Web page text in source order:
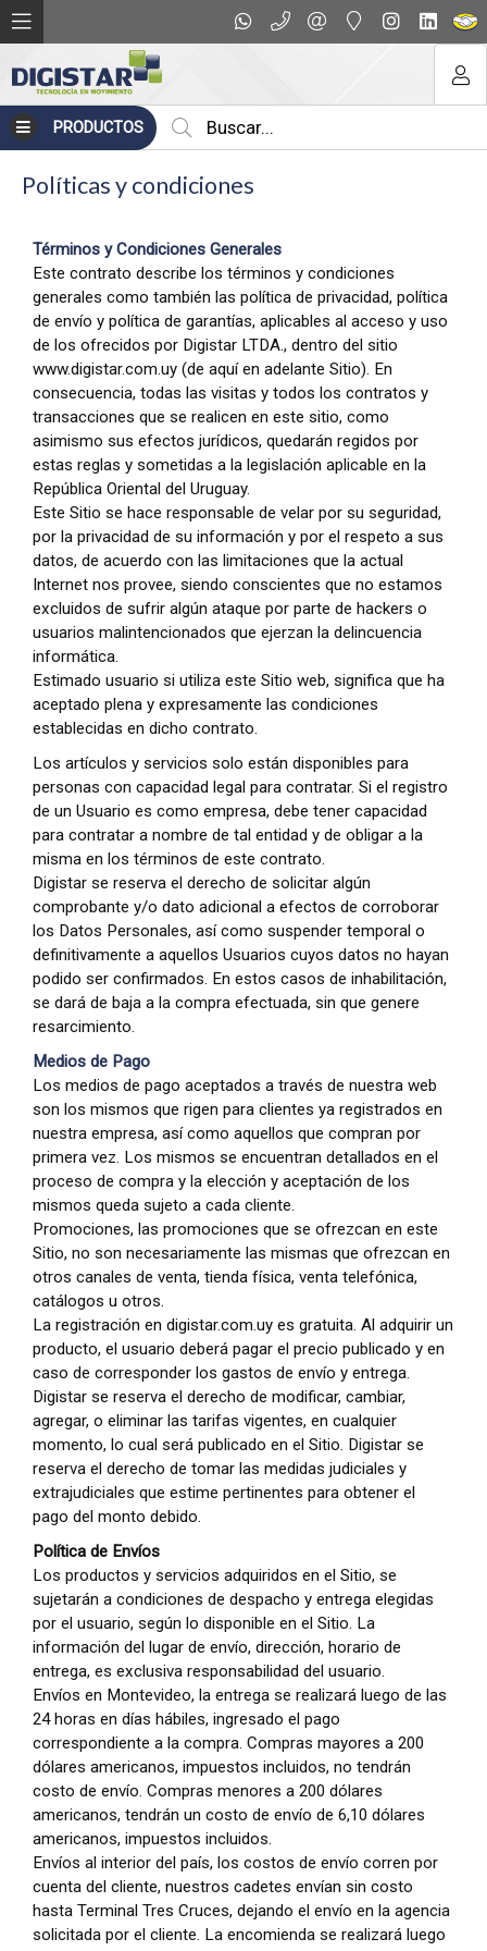
PRODUCTOS
Políticas y condiciones
Términos y Condiciones Generales
Este contrato describe los términos y condiciones
generales como también las política de privacidad, política
de envío y política de garantías, aplicables al acceso y uso
de los ofrecidos por Digistar LTDA., dentro del sitio
www.digistar.com.uy (de aquí en adelante Sitio). En
consecuencia, todas las visitas y todos los contratos y
transacciones que se realicen en este sitio, como
asimismo sus efectos jurídicos, quedarán regidos por
estas reglas y sometidas a la legislación aplicable en la
República Oriental del Uruguay.
Este Sitio se hace responsable de velar por su seguridad,
por la privacidad de su información y por el respeto a sus
datos, de acuerdo con las limitaciones que la actual
Internet nos provee, siendo conscientes que no estamos
excluidos de sufrir algún ataque por parte de hackers o
usuarios malintencionados que ejerzan la delincuencia
informática.
Estimado usuario si utiliza este Sitio web, significa que ha
aceptado plena y expresamente las condiciones
establecidas en dicho contrato.
Los artículos y servicios solo están disponibles para
personas con capacidad legal para contratar. Si el registro
de un Usuario es como empresa, debe tener capacidad
para contratar a nombre de tal entidad y de obligar a la
misma en los términos de este contrato.
Digistar se reserva el derecho de solicitar algún
comprobante y/o dato adicional a efectos de corroborar
los Datos Personales, así como suspender temporal o
definitivamente a aquellos Usuarios cuyos datos no hayan
podido ser confirmados. En estos casos de inhabilitación,
se dará de baja a la compra efectuada, sin que genere
resarcimiento.
Medios de Pago
Los medios de pago aceptados a través de nuestra web
son los mismos que rigen para clientes ya registrados en
nuestra empresa, así como aquellos que compran por
primera vez. Los mismos se encuentran detallados en el
proceso de compra y la elección y aceptación de los
mismos queda sujeto a cada cliente.
Promociones, las promociones que se ofrezcan en este
Sitio, no son necesariamente las mismas que ofrezcan en
otros canales de venta, tienda física, venta telefónica,
catálogos u otros.
La registración en digistar.com.uy es gratuita. Al adquirir un
producto, el usuario deberá pagar el precio publicado y en
caso de corresponder los gastos de envío y entrega.
Digistar se reserva el derecho de modificar, cambiar,
agregar, o eliminar las tarifas vigentes, en cualquier
momento, lo cual será publicado en el Sitio. Digistar se
reserva el derecho de tomar las medidas judiciales y
extrajudiciales que estime pertinentes para obtener el
pago del monto debido.
Política de Envíos
Los productos y servicios adquiridos en el Sitio, se
sujetarán a condiciones de despacho y entrega elegidas
por el usuario, según lo disponible en el Sitio. La
información del lugar de envío, dirección, horario de
entrega, es exclusiva responsabilidad del usuario.
Envíos en Montevideo, la entrega se realizará luego de las
24 horas en días hábiles, ingresado el pago
correspondiente a la compra. Compras mayores a 200
dólares americanos, impuestos incluidos, no tendrán
costo de envío. Compras menores a 200 dólares
americanos, tendrán un costo de envío de 6,10 dólares
americanos, impuestos incluidos.
Envíos al interior del país, los costos de envío corren por
cuenta del cliente, nuestros cadetes envían sin costo
hasta Terminal Tres Cruces, dejando el envío en la agencia
solicitada por el cliente. La encomienda se realizará luego